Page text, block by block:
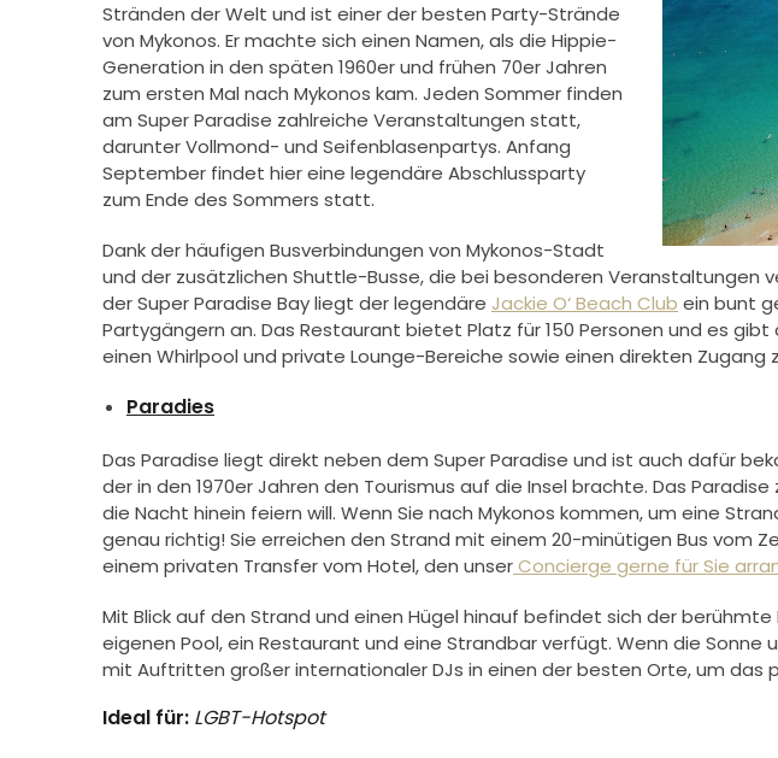
Stränden der Welt und ist einer derbesten Party-Strände
von Mykonos. Er machte sich einen Namen, als die Hippie-
Generation in den späten 1960er und frühen 70er Jahren
zum ersten Mal nach Mykonos kam. Jeden Sommer finden
am Super Paradise zahlreiche Veranstaltungen statt,
darunter Vollmond- und Seifenblasenpartys. Anfang
September findet hier eine legendäre Abschlussparty
zum Ende des Sommers statt.
Dank der häufigen Busverbindungen von Mykonos-Stadt
und der zusätzlichen Shuttle-Busse, die bei besonderen Veranstaltungen
der Super Paradise Bay liegt der legendäre Jackie O‘ Beach Club ein bunt
Partygängern an. Das Restaurant bietet Platz für 150 Personen und es
einen Whirlpool und private Lounge-Bereiche sowie einen direkten Zugang
Paradies
Das Paradise liegt direkt neben dem Super Paradise und ist auch dafür
der in den 1970er Jahren den Tourismus auf die Insel brachte. Das
die Nacht hinein feiern will. Wenn Sie nach Mykonos kommen, um eine
genau richtig! Sie erreichen den Strand mit einem 20-minütigen Bus vom
einem privaten Transfer vom Hotel, den unserConcierge gerne für Sie
Mit Blick auf den Strand und einen Hügel hinauf befindet sich der
eigenen Pool, ein Restaurant und eine Strandbar verfügt. Wenn die
mit Auftritten großer internationaler DJs in einen der besten Orte, um das
Ideal für: LGBT-Hotspot